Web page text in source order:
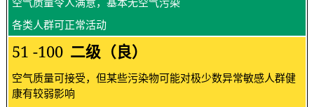
各类人群可正常活动
51 -100 二级（良）
空气质量可接受，但某些污染物可能对极少数异常敏感人群健
康有较弱影响